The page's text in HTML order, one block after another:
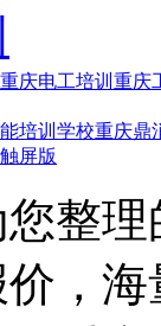
重庆电工培训 重庆
培训学校重庆鼎
屏版
整
，